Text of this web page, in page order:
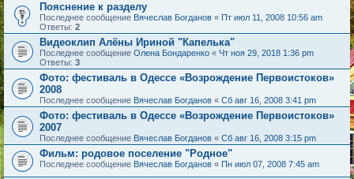
Пояснение к разделу
Последнее сообщение Вячеслав Богданов « Пт июл 11, 2008 10:56 am
Ответы: 2
Видеоклип Алёны Ириной "Капелька"
Последнее сообщение Олена Бондаренко « Чт ноя 29, 2018 1:36 pm
Ответы: 3
Фото: фестиваль в Одессе «Возрождение Первоистоков»
2008
Последнее сообщение Вячеслав Богданов « Сб авг 16, 2008 3:41 pm
Фото: фестиваль в Одессе «Возрождение Первоистоков»
2007
Последнее сообщение Вячеслав Богданов « Сб авг 16, 2008 3:15 pm
Фильм: родовое поселение "Родное"
Последнее сообщение Вячеслав Богданов « Пн июл 07, 2008 7:45 am